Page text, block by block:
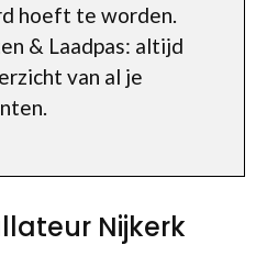
hoeft te worden.
& Laadpas: altijd
van al je
Nijkerk